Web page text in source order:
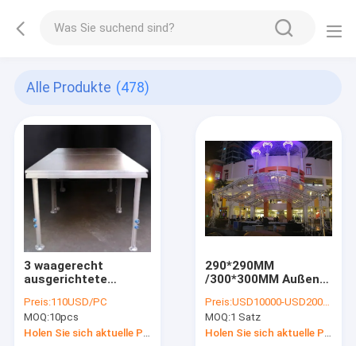
Alle Produkte (478)
3 waagerecht
ausgerichtete
Belastbarkeit der
Höhen-400KG 4 x 8ft
wasserdichter
Preis:110USD/PC
MOQ:10pcs
290*290MM
/300*300MM Außen-
Bühnenträger-
System 12m Länge
Schwarze Farbe
Preis:USD10000-USD20000/SET
MOQ:1 Satz